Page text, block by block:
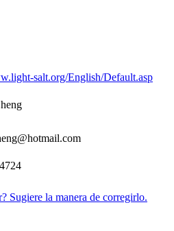
salt.org/English/Default.asp
Sugiere la manera de corregirlo.